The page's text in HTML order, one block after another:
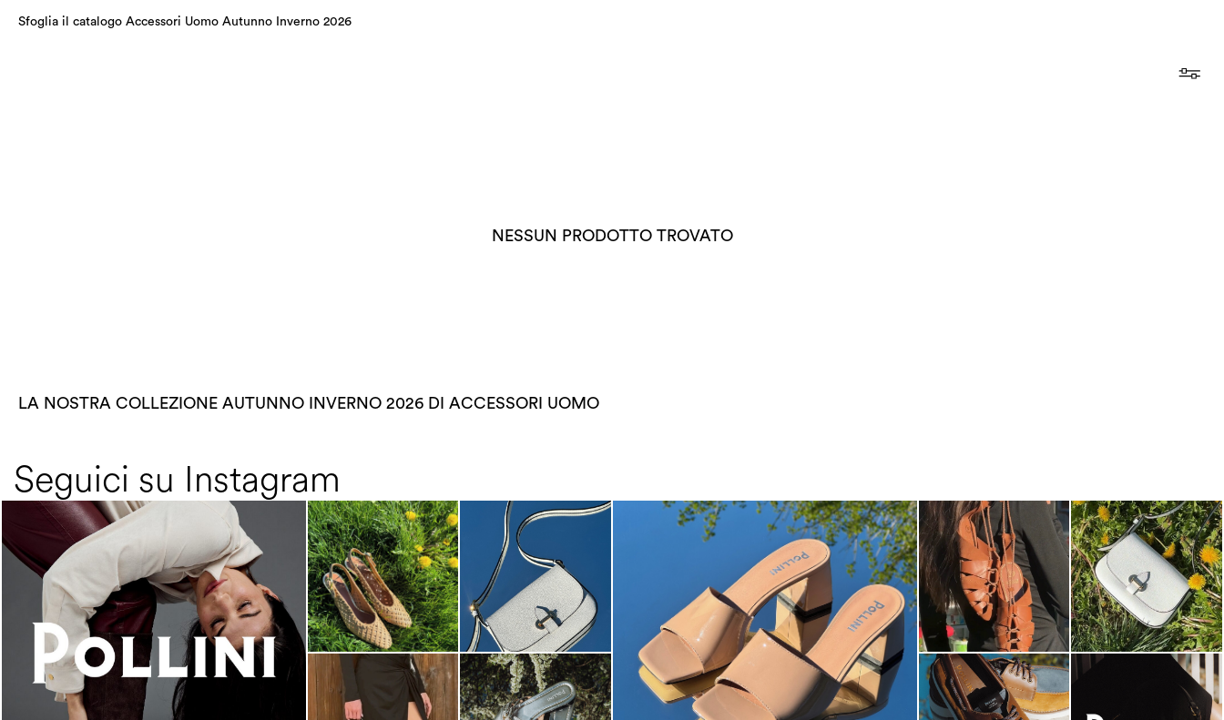
Sfoglia il catalogo Accessori Uomo Autunno Inverno 2026
NESSUN PRODOTTO TROVATO
LA NOSTRA COLLEZIONE AUTUNNO INVERNO 2026 DI ACCESSORI UOMO
Seguici su Instagram
An ode to the house’s vibrant Italian roots, the
new...
The most-wanted mules and sandals are now on